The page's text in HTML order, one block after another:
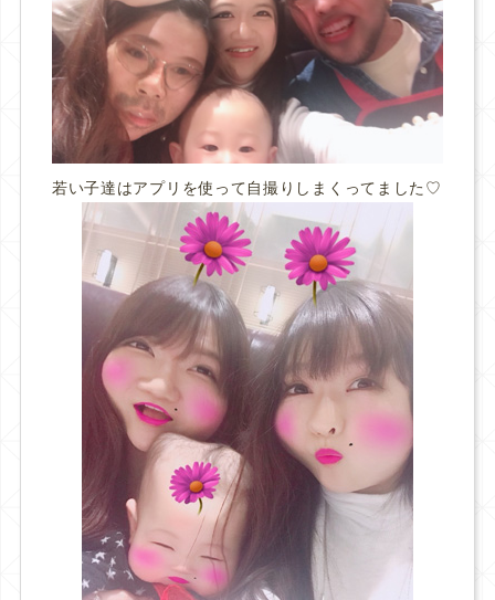
若い子達はアプリを使って自撮りしまくってました♡